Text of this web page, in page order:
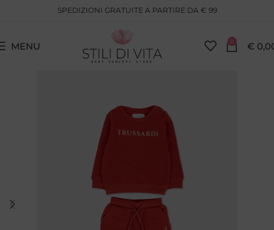
SPEDIZIONI GRATUITE A PARTIRE DA € 99
MENU 0 €